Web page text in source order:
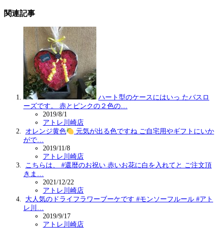
関連記事
ハート型のケースにはいっ たバスロ
ーズです。 赤とピンクの２色の…
2019/8/1
アトレ川崎店
オレンジ黄色
元気が出る色ですねご自宅用やギフトにいか
がで…
2019/11/8
アトレ川崎店
こちらは、 #還暦のお祝い 赤いお花に白を入れてと ご注文頂
きま…
2021/12/22
アトレ川崎店
大人気のドライフラワーブーケです #モンソーフルール #アト
レ川…
2019/9/17
アトレ川崎店